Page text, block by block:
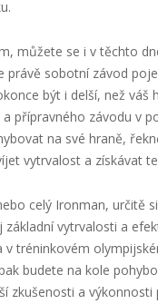
můžete se i v těchto
právě sobotní závod
být i delší, než
přípravného závodu v
na své hraně,
vytrvalost a získávat
celý Ironman, určitě
vytrvalosti a
tréninkovém
budete na kole
zkušenosti a